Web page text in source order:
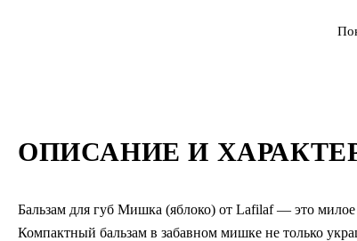
ОПИСАНИЕ И
Бальзам для губ Мишка (яблоко) от Lafilaf — это милое
Компактный бальзам в забавном мишке не только